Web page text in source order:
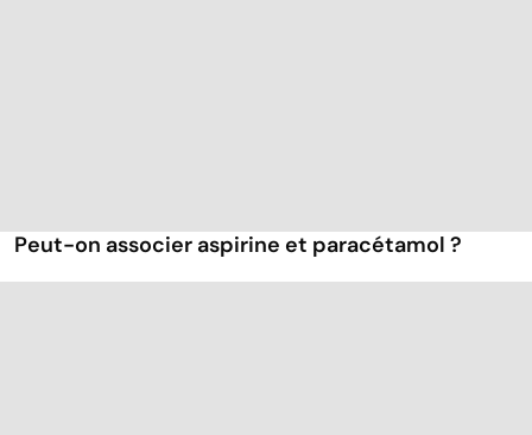
Peut-on associer aspirine et paracétamol ?